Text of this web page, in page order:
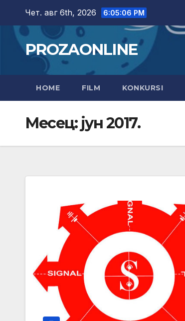
content
Чет. авг 6th, 2026 6:05:08 PM
PROZAONLINE
HOME FILM KONKURSI
Месец: јун 2017.